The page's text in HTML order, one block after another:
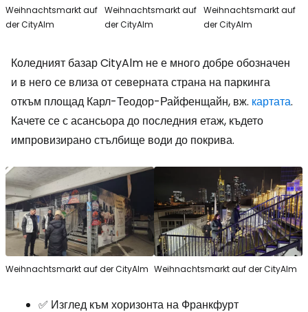
Weihnachtsmarkt auf
der CityAlm
Weihnachtsmarkt auf
der CityAlm
Weihnachtsmarkt auf
der CityAlm
Коледният базар CityAlm не е много добре обозначен
и в него се влиза от северната страна на паркинга
откъм площад Карл-Теодор-Райфенщайн, вж. картата.
Качете се с асансьора до последния етаж, където
импровизирано стълбище води до покрива.
Weihnachtsmarkt auf der CityAlm Weihnachtsmarkt auf der CityAlm
✅ Изглед към хоризонта на Франкфурт